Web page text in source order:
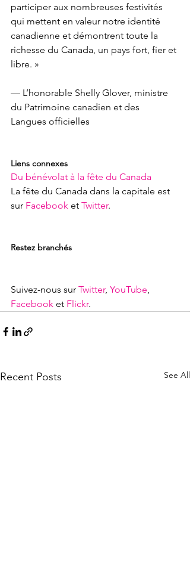
participer aux nombreuses festivités
qui mettent en valeur notre identité
canadienne et démontrent toute la
richesse du Canada, un pays fort, fier et
libre. »
— L’honorable Shelly Glover, ministre
du Patrimoine canadien et des
Langues officielles
Liens connexes
Du bénévolat à la fête du Canada
La fête du Canada dans la capitale est
sur Facebook et Twitter.
Restez branchés
Suivez-nous sur Twitter, YouTube,
Facebook et Flickr.
Recent Posts See All